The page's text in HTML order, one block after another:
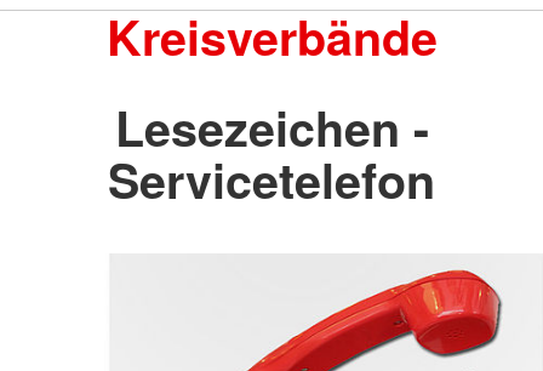
Kreisverbände
Lesezeichen -
Servicetelefon